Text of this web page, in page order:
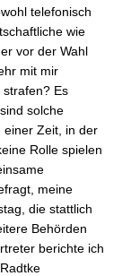
telefonisch
wie
vor der Wahl
mit mir
Es
solche
einer Zeit, in der
Rolle spielen
meine
die stattlich
Behörden
berichte ich